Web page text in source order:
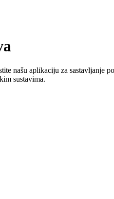
našu aplikaciju za sastavljanje
sustavima.